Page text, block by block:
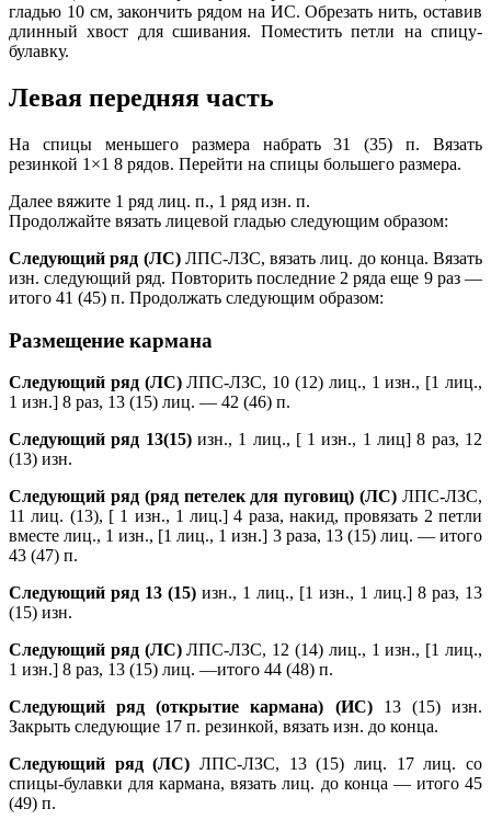
гладью 10 см, закончить рядом на ИС. Обрезать нить, оставив
длинный хвост для сшивания. Поместить петли на спицу-
булавку.
Левая передняя часть
На спицы меньшего размера набрать 31 (35) п. Вязать
резинкой 1×1 8 рядов. Перейти на спицы большего размера.
Далее вяжите 1 ряд лиц. п., 1 ряд изн. п.
Продолжайте вязать лицевой гладью следующим образом:
Следующий ряд (ЛС)ЛПС-ЛЗС, вязать лиц. до конца. Вязать
изн. следующий ряд. Повторить последние 2 ряда еще 9 раз —
итого 41 (45) п. Продолжать следующим образом:
Размещение кармана
Следующий ряд (ЛС)ЛПС-ЛЗС, 10 (12) лиц., 1 изн., [1 лиц.,
1 изн.] 8 раз, 13 (15) лиц. — 42 (46) п.
Следующий ряд 13(15)изн., 1 лиц., [ 1 изн., 1 лиц] 8 раз, 12
(13) изн.
Следующий ряд (ряд петелек для пуговиц) (ЛС) ЛПС-ЛЗС,
11 лиц. (13), [ 1 изн., 1 лиц.] 4 раза, накид, провязать 2 петли
вместе лиц., 1 изн., [1 лиц., 1 изн.] 3 раза, 13 (15) лиц. — итого
43 (47) п.
Следующий ряд 13 (15) изн., 1 лиц., [1 изн., 1 лиц.] 8 раз, 13
(15) изн.
Следующий ряд (ЛС)ЛПС-ЛЗС, 12 (14) лиц., 1 изн., [1 лиц.,
1 изн.] 8 раз, 13 (15) лиц. —итого 44 (48) п.
Следующий ряд (открытие кармана) (ИС)13 (15) изн.
Закрыть следующие 17 п. резинкой, вязать изн. до конца.
Следующий ряд (ЛС) ЛПС-ЛЗС, 13 (15) лиц. 17 лиц. со
спицы-булавки для кармана, вязать лиц. до конца — итого 45
(49) п.